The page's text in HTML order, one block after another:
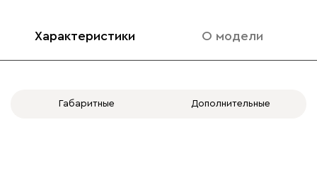
Характеристики О модели
Габаритные Дополнительные